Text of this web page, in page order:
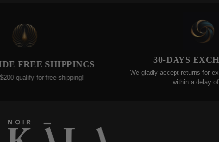
SHIPPINGS
for free shipping!
30-DAYS
We gladly accept returns for
within a delay of 30 days.